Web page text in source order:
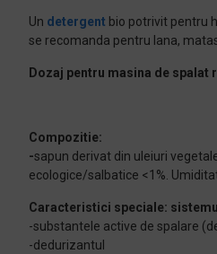
Un detergent bio potrivit pentru
se recomanda pentru lana,
Dozaj pentru masina de spalat
Compozitie:
-sapun derivat din uleiuri
ecologice/salbatice <1%.
Caracteristici speciale:
-substantele active de spalare
-dedurizantul